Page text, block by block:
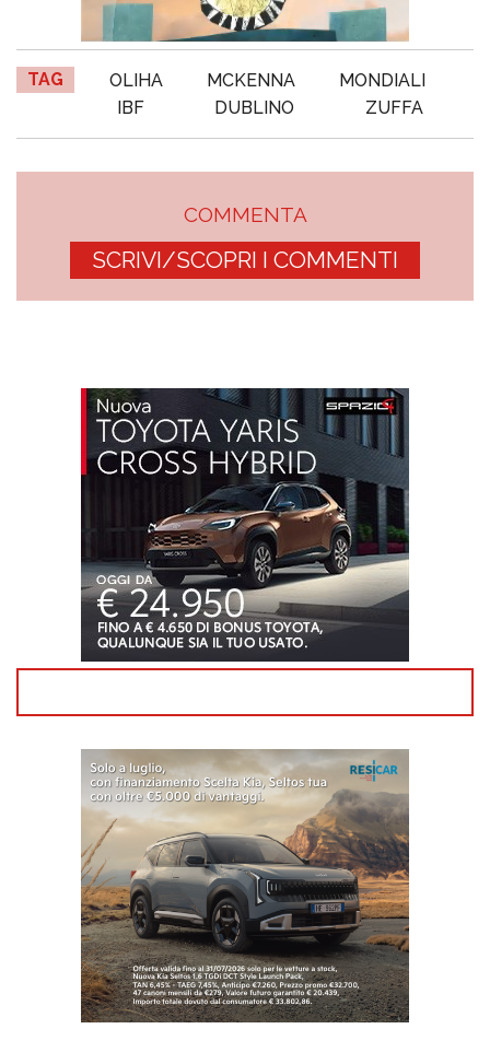
TAG OLIHA MCKENNA
MONDIALI
IBF
DUBLINO ZUFFA
COMMENTA
SCRIVI/SCOPRI I COMMENTI